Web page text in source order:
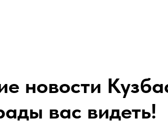
новости
вас видеть!